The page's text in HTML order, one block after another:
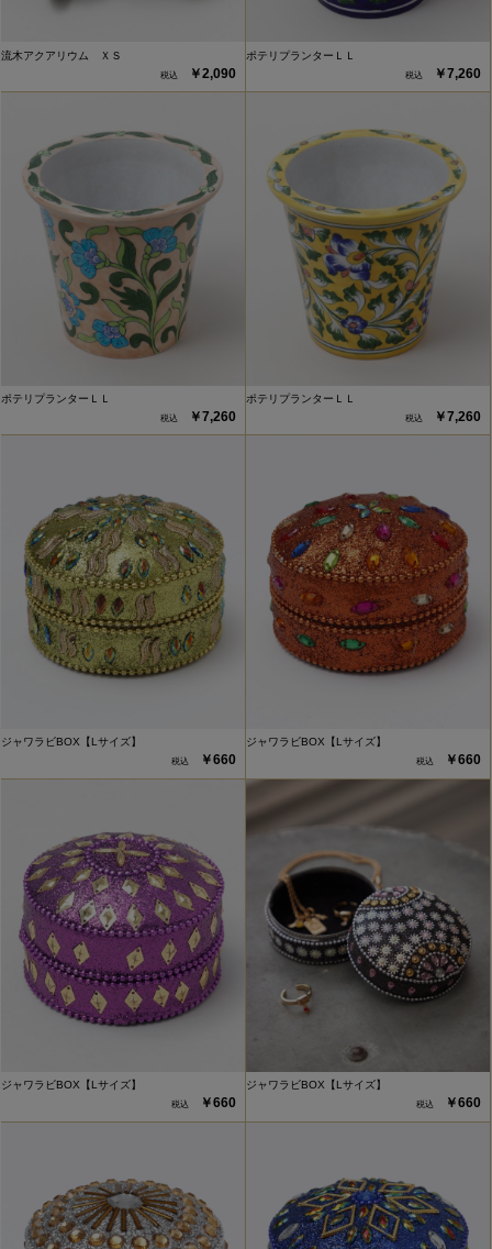
流木アクアリウム ＸＳ
￥2,090
ポテリプランターＬＬ
￥7,260
ポテリプランターＬＬ
￥7,260
ポテリプランターＬＬ
￥7,260
ジャワラビBOX【Lサイズ】
￥660
ジャワラビBOX【Lサイズ】
￥660
ジャワラビBOX【Lサイズ】
￥660
ジャワラビBOX【Lサイズ】
￥660